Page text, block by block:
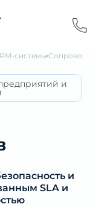
системы
и
и
SLA и